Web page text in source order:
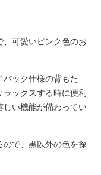
、可愛いピンク色のお
ック仕様の背もた
ックスする時に便利
しい機能が備わってい
ので、黒以外の色を探